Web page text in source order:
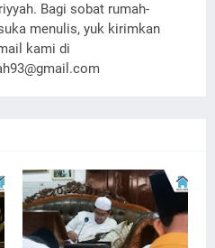
Bagi sobat rumah-
menulis, yuk kirimkan
kami di